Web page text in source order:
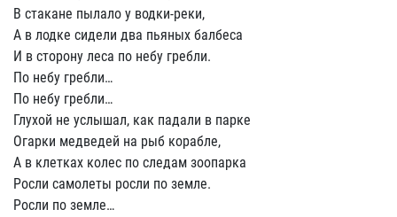
В стакане пылало у водки-реки,
А в лодке сидели два пьяных балбеса
И в сторону леса по небу гребли.
По небу гребли…
По небу гребли…
Глухой не услышал, как падали в парке
Огарки медведей на рыб корабле,
А в клетках колес по следам зоопарка
Росли самолеты росли по земле.
Росли по земле…